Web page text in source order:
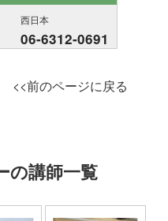
西日本
06-6312-0691
<<前のページに戻る
の講師一覧